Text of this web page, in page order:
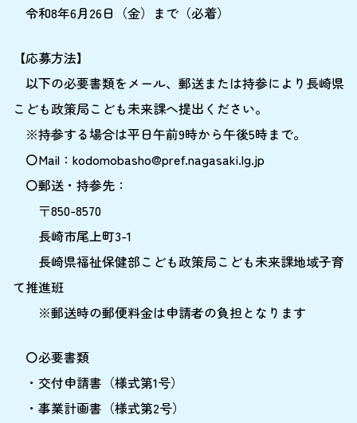
令和8年6月26日（金）まで（必着）
【応募方法】
以下の必要書類をメール、郵送または持参により長崎県
こども政策局こども未来課へ提出ください。
※持参する場合は平日午前9時から午後5時まで。
〇Mail：kodomobasho@pref.nagasaki.lg.jp
〇郵送・持参先：
〒850-8570
長崎市尾上町3-1
長崎県福祉保健部こども政策局こども未来課地域子育
て推進班
※郵送時の郵便料金は申請者の負担となります
〇必要書類
・交付申請書（様式第1号）
・事業計画書（様式第2号）